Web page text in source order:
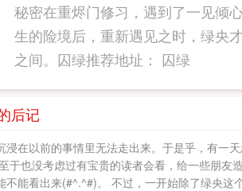
秘密在重烬门修习，遇到了一见倾
生的险境后，重新遇见之时，绿央
之间。囚绿推荐地址： 囚绿
后记
浸在以前的事情里无法走出来。于是乎，有一
于也没考虑过有宝贵的读者会看，给一些朋
能看出来(#^.^#)。 不过，一开始除了绿央